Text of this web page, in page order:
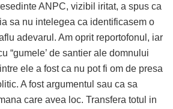
ANPC, vizibil iritat, a spus ca
sa nu intelegea ca identificasem o
adevarul. Am oprit reportofonul, iar
“gumele’ de santier ale domnului
ele a fost ca nu pot fi om de presa
A fost argumentul sau ca sa
care avea loc. Transfera totul in